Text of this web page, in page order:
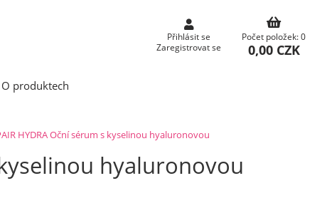
Přihlásit se
Zaregistrovat se
Počet položek: 0
0,00 CZK
O produktech
HYDRA Oční sérum s kyselinou hyaluronovou
kyselinou hyaluronovou